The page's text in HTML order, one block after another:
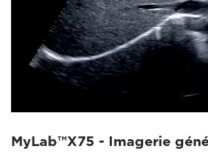
MyLab™X75 - Imagerie